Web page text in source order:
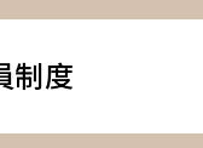
制度